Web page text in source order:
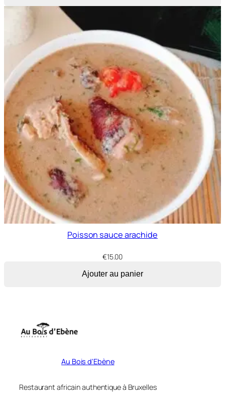
Poisson sauce arachide
€15.00
Ajouter au panier
Au Bois d'Ebène
Restaurant africain authentique à Bruxelles